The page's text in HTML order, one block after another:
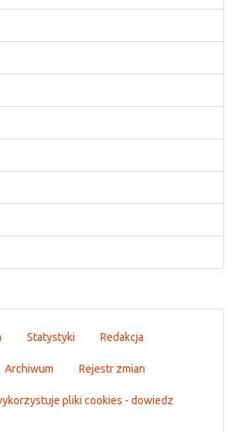
Statystyki Redakcja
Archiwum Rejestr zmian
pliki cookies - dowiedz